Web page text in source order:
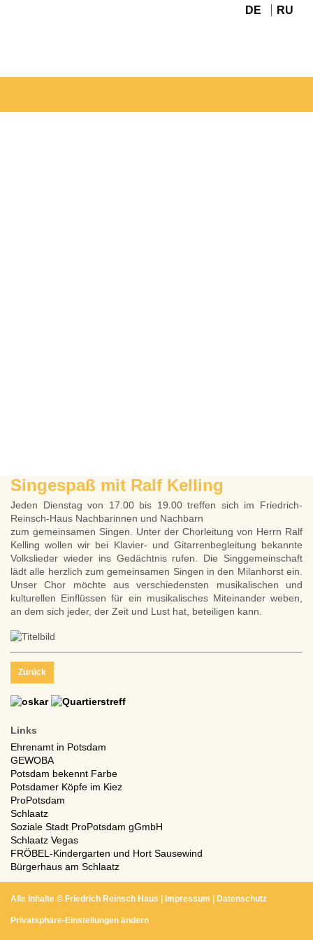
DE RU
Singespaß mit Ralf Kelling
Jeden Dienstag von 17.00 bis 19.00 treffen sich im Friedrich-
Reinsch-Haus Nachbarinnen und Nachbarn
zum gemeinsamen Singen. Unter der Chorleitung von Herrn Ralf
Kelling wollen wir bei Klavier- und Gitarrenbegleitung bekannte
Volkslieder wieder ins Gedächtnis rufen. Die Singgemeinschaft
lädt alle herzlich zum gemeinsamen Singen in den Milanhorst ein.
Unser Chor möchte aus verschiedensten musikalischen und
kulturellen Einflüssen für ein musikalisches Miteinander weben,
an dem sich jeder, der Zeit und Lust hat, beteiligen kann.
Zurück
Links
Ehrenamt in Potsdam
GEWOBA
Potsdam bekennt Farbe
Potsdamer Köpfe im Kiez
ProPotsdam
Schlaatz
Soziale Stadt ProPotsdam gGmbH
Schlaatz Vegas
FRÖBEL-Kindergarten und Hort Sausewind
Bürgerhaus am Schlaatz
Alle Inhalte © Friedrich Reinsch Haus Impressum Datenschutz
Privatsphäre-Einstellungen ändern